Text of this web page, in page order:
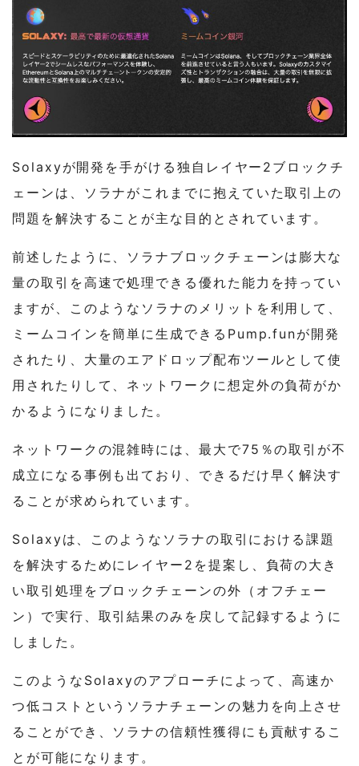
Solaxyが開発を手がける独自レイヤー2ブロックチ
ェーンは、ソラナがこれまでに抱えていた取引上の
問題を解決することが主な目的とされています。
前述したように、ソラナブロックチェーンは膨大な
量の取引を高速で処理できる優れた能力を持ってい
ますが、このようなソラナのメリットを利用して、
ミームコインを簡単に生成できるPump.funが開発
されたり、大量のエアドロップ配布ツールとして使
用されたりして、ネットワークに想定外の負荷がか
かるようになりました。
ネットワークの混雑時には、最大で75％の取引が不
成立になる事例も出ており、できるだけ早く解決す
ることが求められています。
Solaxyは、このようなソラナの取引における課題
を解決するためにレイヤー2を提案し、負荷の大き
い取引処理をブロックチェーンの外（オフチェー
ン）で実行、取引結果のみを戻して記録するように
しました。
このようなSolaxyのアプローチによって、高速か
つ低コストというソラナチェーンの魅力を向上させ
ることができ、ソラナの信頼性獲得にも貢献するこ
とが可能になります。